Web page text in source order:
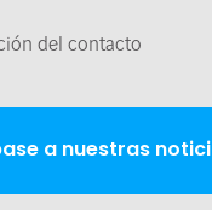
del contacto
a nuestras